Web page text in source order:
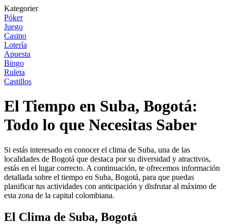
Kategorier
Póker
Juego
Casino
Lotería
Apuesta
Bingo
Ruleta
Castillos
El Tiempo en Suba, Bogotá:
Todo lo que Necesitas Saber
Si estás interesado en conocer el clima de Suba, una de las
localidades de Bogotá que destaca por su diversidad y atractivos,
estás en el lugar correcto. A continuación, te ofrecemos información
detallada sobre el tiempo en Suba, Bogotá, para que puedas
planificar tus actividades con anticipación y disfrutar al máximo de
esta zona de la capital colombiana.
El Clima de Suba, Bogotá